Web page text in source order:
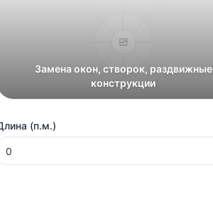
Замена окон, створок, раздвижные
конструкции
(п.м.)